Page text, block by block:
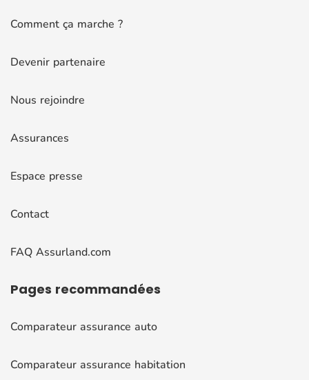
Comment ça marche ?
Devenir partenaire
Nous rejoindre
Assurances
Espace presse
Contact
FAQ Assurland.com
Pages recommandées
Comparateur assurance auto
Comparateur assurance habitation